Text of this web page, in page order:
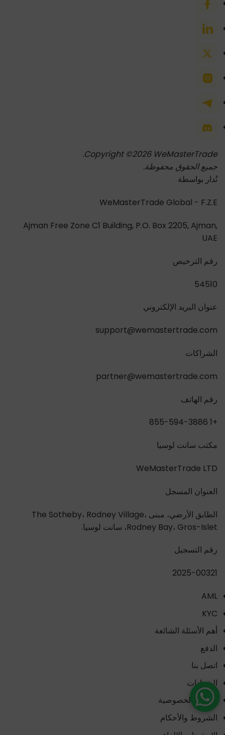
Copyright ©2026 WeMasterTrade.
جميع الحقوق محفوظة.
تُدار بواسطة
WeMasterTrade Global - F.Z.E
Ajman Free Zone C1 Building, P.O. Box 2205, Ajman,
UAE
رقم الترخيص
54510
عنوان البريد الإلكتروني
support@wemastertrade.com
الشراكات
partner@wemastertrade.com
رقم الهاتف
+1 855-594-3886
مكتب سانت لوسيا
WeMasterTrade LTD
العنوان المسجل
الطابق الأرضي، مبنى The Sotheby، Rodney Village،
Rodney Bay، Gros-Islet، سانت لوسيا.
رقم التسجيل
2025-00321
AML
KYC
أهم الأسئلة الشائعة
الدفع
اتصل بنا
الشهادات
سياسة الخصوصية
الشروط والأحكام